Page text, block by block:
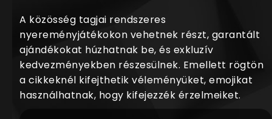
A közösség tagjai rendszeres
nyereményjátékokon vehetnek részt, garantált
ajándékokat húzhatnak be, és exkluzív
kedvezményekben részesülnek. Emellett rögtön
a cikkeknél kifejthetik véleményüket, emojikat
használhatnak, hogy kifejezzék érzelmeiket.